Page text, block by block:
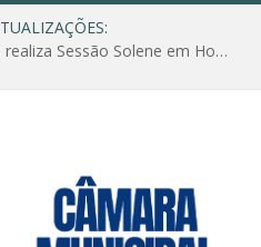
Câmara Municipal de Colares realiza Sessão Solene em Homenagem ao Dia das Mães